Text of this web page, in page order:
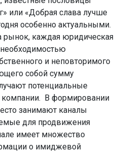
или «Добрая слава лучше
особенно актуальными.
рынок, каждая юридическая
необходимостью
и неповторимого
собой сумму
потенциальные
компании. В формировании
занимают каналы
для продвижения
имеет множество
о имиджевой